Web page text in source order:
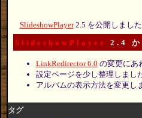
SlideshowPlayer2.5 を公開しました
SlideshowPlayer 2.4 か
LinkRedirector 6.0 の変更にあ
設定ページを少し整理しました
アルバムの表示方法を変更し
タグ